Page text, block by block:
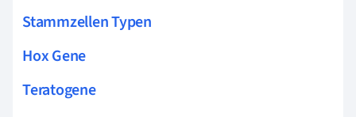
Stammzellen Typen
Hox Gene
Teratogene